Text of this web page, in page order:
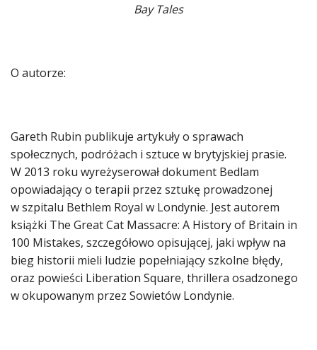
Bay Tales
O autorze:
Gareth Rubin publikuje artykuły o sprawach
społecznych, podróżach i sztuce w brytyjskiej prasie.
W 2013 roku wyreżyserował dokument Bedlam
opowiadający o terapii przez sztukę prowadzonej
w szpitalu Bethlem Royal w Londynie. Jest autorem
książki The Great Cat Massacre: A History of Britain in
100 Mistakes, szczegółowo opisującej, jaki wpływ na
bieg historii mieli ludzie popełniający szkolne błędy,
oraz powieści Liberation Square, thrillera osadzonego
w okupowanym przez Sowietów Londynie.